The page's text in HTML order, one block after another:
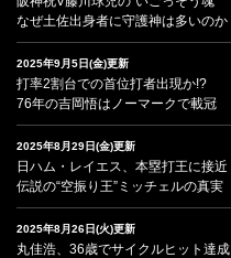
なぜ土佐出身者に守護神は多いのか
2025年9月5日(金)更新
打率2割台での首位打者出現か!?
76年の吉岡悟はノーマークで載冠
2025年8月29日(金)更新
日ハム・レイエス、本塁打王に接近
伝説の“空振り王”ミッチェルの真実
2025年8月26日(火)更新
丸佳浩、36歳でサイクルヒット達成